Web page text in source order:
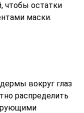
чтобы остатки
маски.
вокруг глаз
распределить